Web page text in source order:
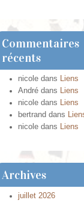
Commentaires
récents
nicoledans Liens
Andrédans Liens
nicoledans Liens
bertrand dans
nicoledans Liens
Archives
juillet 2026